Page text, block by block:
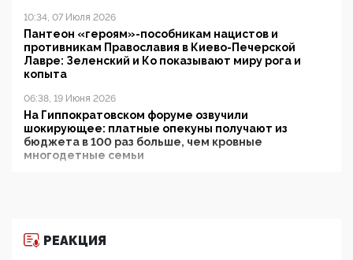
10:34, 07 Июля 2026
Пантеон «героям»-пособникам нацистов и
противникам Православия в Киево-Печерской
Лавре: Зеленский и Ко показывают миру рога и
копыта
06:38, 19 Июня 2026
На Гиппократовском форуме озвучили
шокирующее: платные опекуны получают из
бюджета в 100 раз больше, чем кровные
многодетные семьи
11:53, 09 Июня 2026
РЕАКЦИЯ